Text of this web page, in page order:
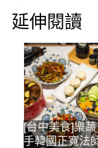
延伸閱讀
[台中美食]樂
手韓國正寬法